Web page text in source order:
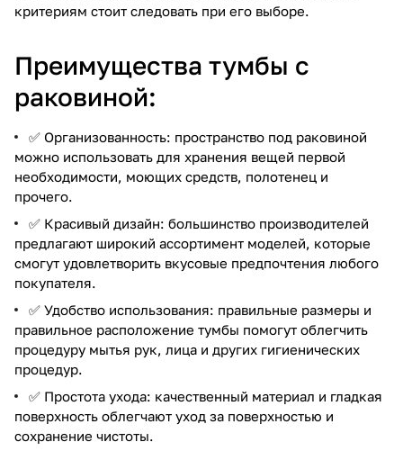
критериям стоит следовать при его выборе.
Преимущества тумбы с
раковиной:
✅ Организованность: пространство под раковиной
можно использовать для хранения вещей первой
необходимости, моющих средств, полотенец и
прочего.
✅ Красивый дизайн: большинство производителей
предлагают широкий ассортимент моделей, которые
смогут удовлетворить вкусовые предпочтения любого
покупателя.
✅ Удобство использования: правильные размеры и
правильное расположение тумбы помогут облегчить
процедуру мытья рук, лица и других гигиенических
процедур.
✅ Простота ухода: качественный материал и гладкая
поверхность облегчают уход за поверхностью и
сохранение чистоты.